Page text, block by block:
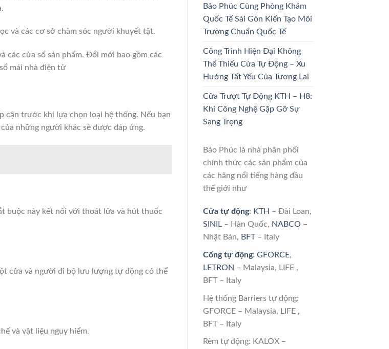
và các cơ sở chăm sóc người khuyết tật.
các cửa sổ sản phẩm. Đổi mới bao gồm các
mái nhà điện tử
cận trước khi lựa chọn loại hệ thống. Nếu bạn
những người khác sẽ được đáp ứng.
buộc này kết nối với thoát lửa và hút thuốc
cửa và người đi bộ lưu lượng tự động có thể
và vật liệu nguy hiểm.
Bảo Phúc Cùng Phòng Khám
Quốc Tế Sài Gòn Kiến Tạo Môi
Trường Chuẩn Quốc Tế
Công Trình Hiện Đại Không
Thể Thiếu Cửa Tự Động – Xu
Hướng Tất Yếu Của Tương Lai
Cửa Trượt Tự Động KTH – H8:
Khi Công Nghệ Gặp Gỡ Sự
Sang Trọng
Bảo Phúc là nhà phân phối
chính thức các sản phẩm của
các hãng nổi tiếng hàng đầu
thế giới như
Cửa tự động: KTH – Đài Loan,
SINIL– Hàn Quốc, NABCO –
Nhật Bản, BFT– Italy
Cổng tự động: GFORCE,
LETRON – Malaysia, LIFE ,
BFT – Italy
Hệ thống Barriers tự động:
GFORCE – Malaysia, LIFE ,
BFT – Italy
Rèm tự động: KALOX –